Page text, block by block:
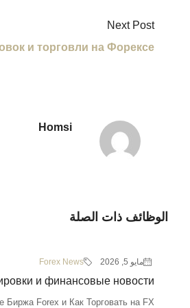
Next Post
и торговли на Форексе
Homsi
الوظائف ذات الصلة
مايو 5, 2026 Forex News
и финансовые новости
Биржа Forex и Как Торговать на FX